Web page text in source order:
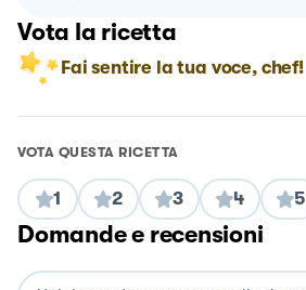
Vota la ricetta
Fai sentire la tua voce, chef!
VOTA QUESTA RICETTA
1 2 3 4 5
Domande e recensioni